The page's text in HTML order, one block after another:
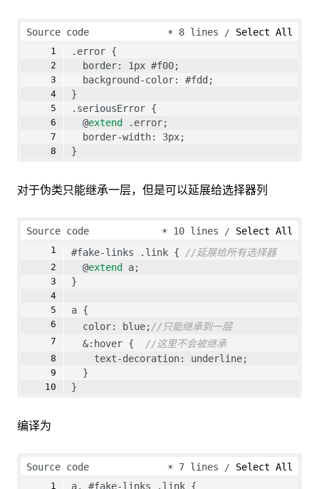
Source code ☀ 8 lines
Select All
.error {
  border: 1px #f00;
  background-color: #fdd;
}
.seriousError {
  @
extend
.error;
  border-width: 3px;
}
对于伪类只能继承一层，但是可以延展给选择器列
Source code ☀ 10 lines
Select All
#fake-links .link {
//延展给所有选择器
  @
extend
a;
}
a {
  color: blue;
//只能继承到一层
  &:hover {
//这里不会被继承
    text-decoration: underline;
  }
}
编译为
Source code ☀ 7 lines
Select All
a, #fake-links .link {